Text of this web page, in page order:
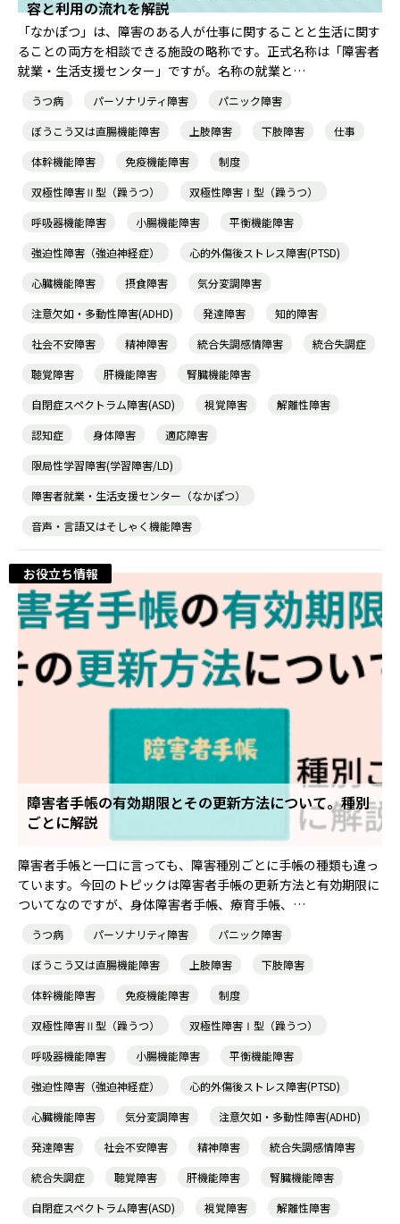
容と利用の流れを解説
「なかぽつ」は、障害のある人が仕事に関することと生活に関す
ることの両方を相談できる施設の略称です。正式名称は「障害者
就業・生活支援センター」ですが。名称の就業と…
うつ病 パーソナリティ障害
パニック障害
ぼうこう又は直腸機能障害
上肢障害 下肢障害
仕事
体幹機能障害
免疫機能障害
制度
双極性障害Ⅱ型（躁うつ）
双極性障害Ⅰ型（躁うつ）
呼吸器機能障害
小腸機能障害
平衡機能障害
強迫性障害（強迫神経症）
心的外傷後ストレス障害(PTSD)
心臓機能障害
摂食障害
気分変調障害
注意欠如・多動性障害(ADHD)
発達障害
知的障害
社会不安障害
精神障害 統合失調感情障害
統合失調症
聴覚障害
肝機能障害
腎臓機能障害
自閉症スペクトラム障害(ASD)
視覚障害
解離性障害
認知症
身体障害
適応障害
限局性学習障害(学習障害/LD)
障害者就業・生活支援センター（なかぽつ）
音声・言語又はそしゃく機能障害
お役立ち情報
障害者手帳の有効期限とその更新方法について。種別
ごとに解説
障害者手帳と一口に言っても、障害種別ごとに手帳の種類も違っ
ています。今回のトピックは障害者手帳の更新方法と有効期限に
ついてなのですが、身体障害者手帳、療育手帳、…
うつ病 パーソナリティ障害
パニック障害
ぼうこう又は直腸機能障害
上肢障害
下肢障害
体幹機能障害
免疫機能障害
制度
双極性障害Ⅱ型（躁うつ）
双極性障害Ⅰ型（躁うつ）
呼吸器機能障害
小腸機能障害
平衡機能障害
強迫性障害（強迫神経症）
心的外傷後ストレス障害(PTSD)
心臓機能障害
気分変調障害
注意欠如・多動性障害(ADHD)
発達障害
社会不安障害 精神障害
統合失調感情障害
統合失調症
聴覚障害 肝機能障害
腎臓機能障害
自閉症スペクトラム障害(ASD)
視覚障害 解離性障害